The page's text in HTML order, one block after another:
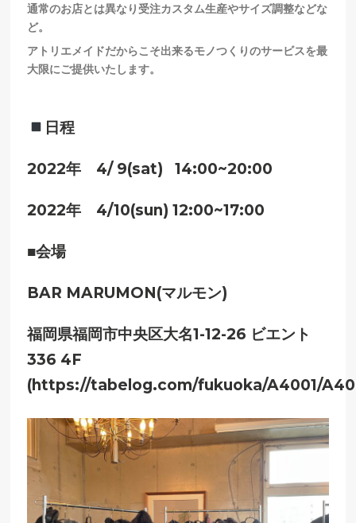
通常のお店とは異なり受注カスタム生産やサイズ調整などな
ど。
アトリエメイドだからこそ出来るモノつくりのサービスを最
大限にご提供いたします。
日程
2022年 4/ 9(sat) 14:00~20:00
2022年 4/10(sun) 12:00~17:00
■会場
BAR MARUMON(マルモン)
福岡県福岡市中央区大名1-12-26 ビエント
336 4F
(https://tabelog.com/fukuoka/A4001/